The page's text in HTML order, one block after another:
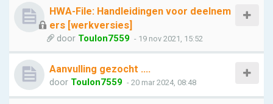
HWA-File: Handleidingen voor deelnem
ers [werkversies]
door Toulon7559 - 19 nov 2021, 15:52
Aanvulling gezocht ….
door Toulon7559 - 20 mar 2024, 08:48